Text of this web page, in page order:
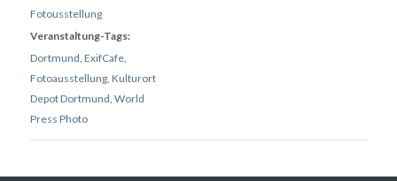
Fotousstellung
Veranstaltung-Tags:
Dortmund ExifCafe,
Fotoausstellung, Kulturort
Depot Dortmund World
Press Photo